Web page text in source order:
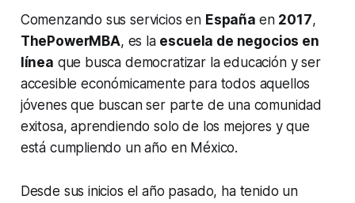
Comenzando sus servicios en España en 2017,
ThePowerMBA, es la escuela de negocios en
línea que busca democratizar la educación y ser
accesible económicamente para todos aquellos
jóvenes que buscan ser parte de una comunidad
exitosa, aprendiendo solo de los mejores y que
está cumpliendo un año en México.
Desde sus inicios el año pasado, ha tenido un